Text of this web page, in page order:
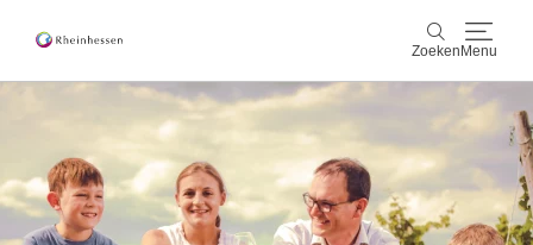
Zoeken Menu
wijn & gastronomie
actief & natuur